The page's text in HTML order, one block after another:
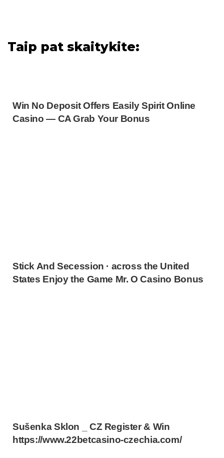
Taip pat skaitykite:
Win No Deposit Offers Easily Spirit Online
Casino — CA Grab Your Bonus
Stick And Secession · across the United
States Enjoy the Game Mr. O Casino Bonus
Sušenka Sklon _ CZ Register & Win
https://www.22betcasino-czechia.com/